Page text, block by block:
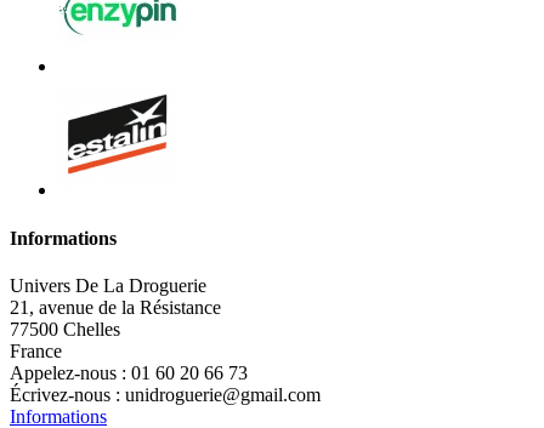
Informations
Univers De La Droguerie
21, avenue de la Résistance
77500 Chelles
France
Appelez-nous : 01 60 20 66 73
Écrivez-nous : unidroguerie@gmail.com
Informations